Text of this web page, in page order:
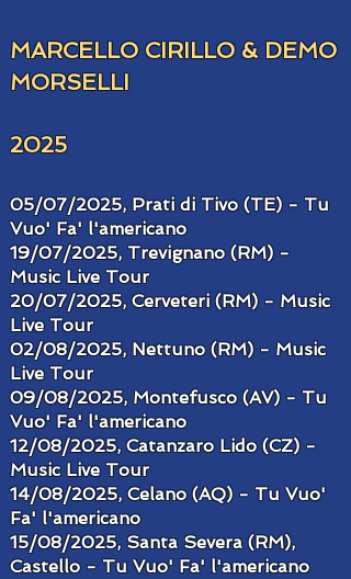
MARCELLO CIRILLO & DEMO
MORSELLI
​2025
05/07/2025, Prati di Tivo (TE) - Tu
Vuo' Fa' l'americano
19/07/2025, Trevignano (RM) -
Music Live Tour
20/07/2025, Cerveteri (RM) - Music
Live Tour
02/08/2025, Nettuno (RM) - Music
Live Tour
09/08/2025, Montefusco (AV) - Tu
Vuo' Fa' l'americano
12/08/2025, Catanzaro Lido (CZ) -
Music Live Tour
14/08/2025, Celano (AQ) - Tu Vuo'
Fa' l'americano
15/08/2025, Santa Severa (RM),
Castello - Tu Vuo' Fa' l'americano